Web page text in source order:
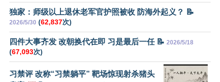
独家：师级以上退休老军官护照被收 防海外起义？ 📝
2026/5/30 (62,837次)
四件大事齐发 改朝换代在即 习是最后一任 📝 2026/5/18
(67,093次)
习禁评 改称“习禁躺平” 靶场惊现射杀猪头